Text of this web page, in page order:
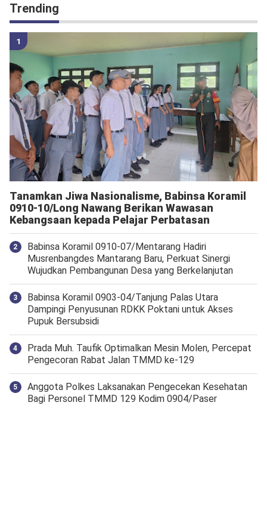
Trending
Tanamkan Jiwa Nasionalisme, Babinsa Koramil
0910-10/Long Nawang Berikan Wawasan
Kebangsaan kepada Pelajar Perbatasan
Babinsa Koramil 0910-07/Mentarang Hadiri
Musrenbangdes Mantarang Baru, Perkuat Sinergi
Wujudkan Pembangunan Desa yang Berkelanjutan
‎Babinsa Koramil 0903-04/Tanjung Palas Utara
Dampingi Penyusunan RDKK Poktani untuk Akses
Pupuk Bersubsidi
Prada Muh. Taufik Optimalkan Mesin Molen, Percepat
Pengecoran Rabat Jalan TMMD ke-129
Anggota Polkes Laksanakan Pengecekan Kesehatan
Bagi Personel TMMD 129 Kodim 0904/Paser